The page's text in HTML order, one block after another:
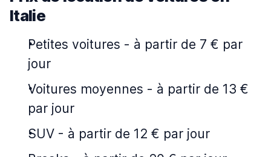
Italie
Petites voitures - à partir de 7 € par
jour
Voitures moyennes - à partir de 13 €
par jour
SUV - à partir de 12 € par jour